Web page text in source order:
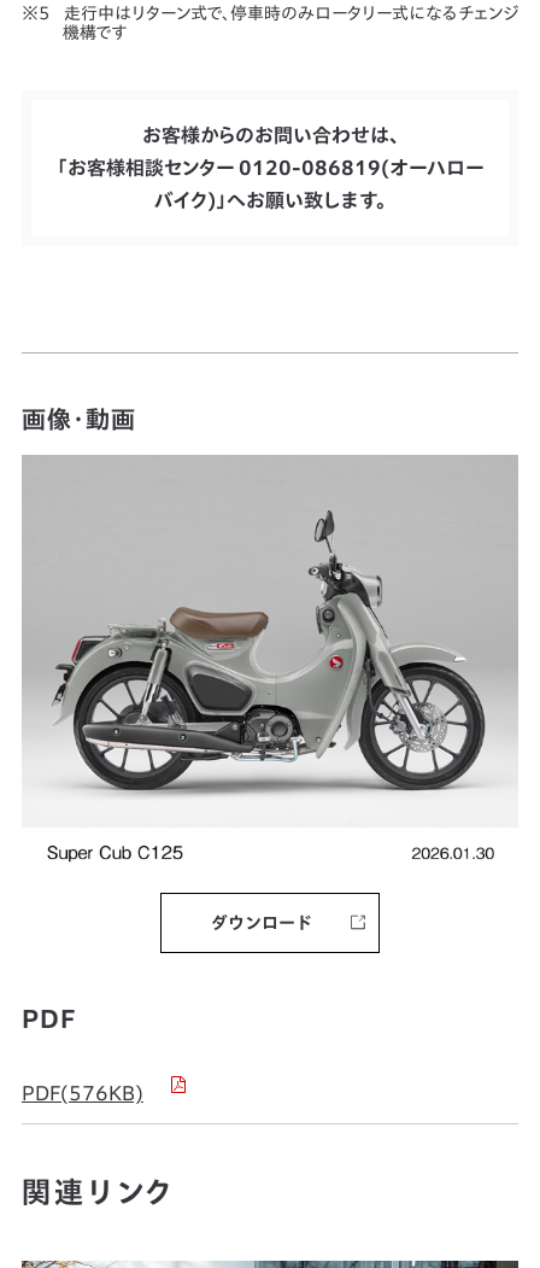
走行中はリターン式で、停車時のみロータリー式になるチェンジ
機構です
お客様からのお問い合わせは、
「お客様相談センター 0120-086819(オーハロー
バイク)」へお願い致します。
画像・動画
ダウンロード
PDF
PDF(576KB)
関連リンク